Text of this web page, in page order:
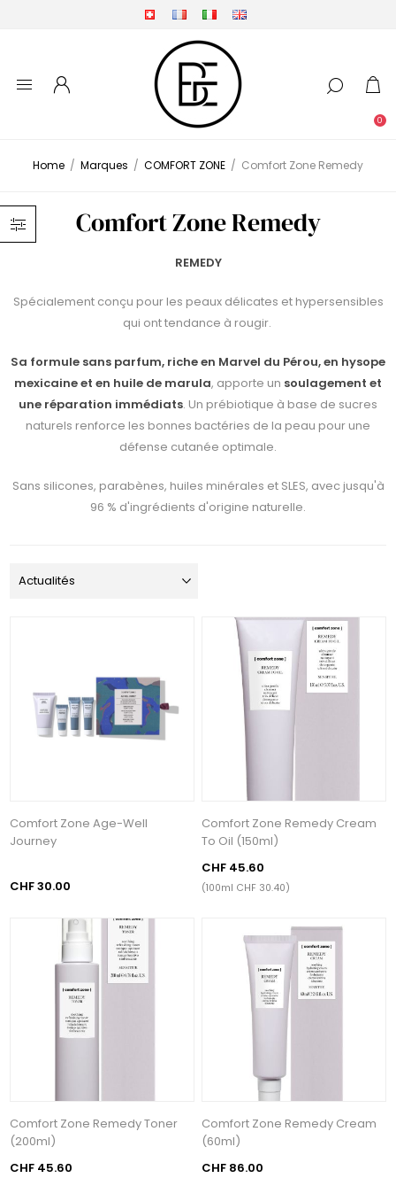
0
Home / Marques / COMFORT ZONE / Comfort Zone Remedy
Comfort Zone Remedy
REMEDY
Spécialement conçu pour les peaux délicates et hypersensibles
qui ont tendance à rougir.
Sa formule sans parfum, riche en Marvel du Pérou, en hysope
mexicaine et en huile de marula, apporte un soulagement et
une réparation immédiats. Un prébiotique à base de sucres
naturels renforce les bonnes bactéries de la peau pour une
défense cutanée optimale.
Sans silicones, parabènes, huiles minérales et SLES, avec jusqu'à
96 % d'ingrédients d'origine naturelle.
Comfort Zone Age-Well
Journey
CHF 30.00
Comfort Zone Remedy Cream
To Oil (150ml)
CHF 45.60
(100ml CHF 30.40)
Comfort Zone Remedy Toner
(200ml)
CHF 45.60
Comfort Zone Remedy Cream
(60ml)
CHF 86.00